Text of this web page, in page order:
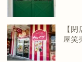
【
屋笑